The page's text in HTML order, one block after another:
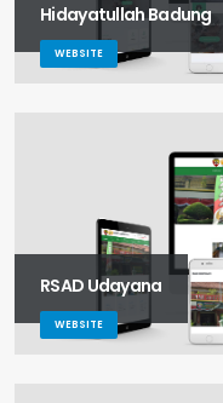
Hidayatullah Badung
WEBSITE
RSAD Udayana
WEBSITE